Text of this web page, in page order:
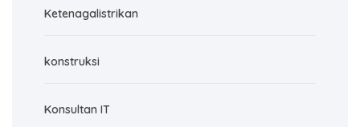
Ketenagalistrikan
konstruksi
Konsultan IT